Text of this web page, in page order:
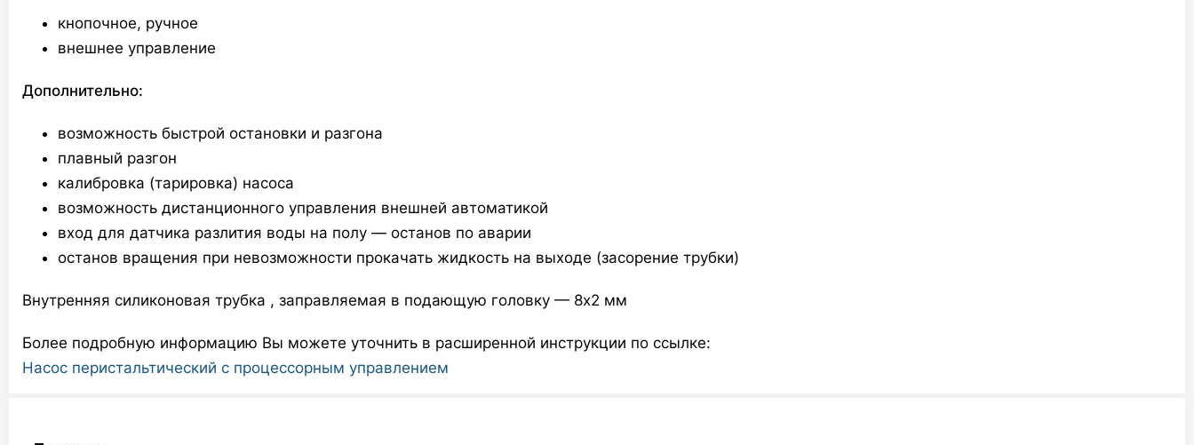
кнопочное, ручное
внешнее управление
Дополнительно:
возможность быстрой остановки и разгона
плавный разгон
калибровка (тарировка) насоса
возможность дистанционного управления внешней автоматикой
вход для датчика разлития воды на полу — останов по аварии
останов вращения при невозможности прокачать жидкость на выходе (засорение трубки)
Внутренняя силиконовая трубка , заправляемая в подающую головку — 8х2 мм
Более подробную информацию Вы можете уточнить в расширенной инструкции по ссылке:
Насос перистальтический с процессорным управлением